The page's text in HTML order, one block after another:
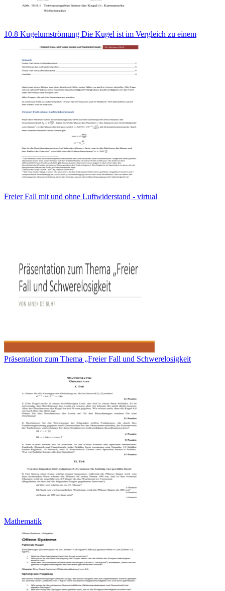
10.8 Kugelumströmung Die Kugel ist im Vergleich zu einem
Freier Fall mit und ohne Luftwiderstand - virtual
Präsentation zum Thema „Freier Fall und Schwerelosigkeit
Mathematik